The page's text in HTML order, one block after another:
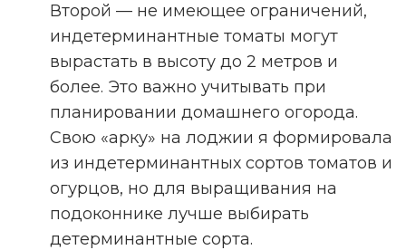
Второй — не имеющее ограничений,
индетерминантные томаты могут
вырастать в высоту до 2 метров и
более. Это важно учитывать при
планировании домашнего огорода.
Свою «арку» на лоджии я формировала
из индетерминантных сортов томатов и
огурцов, но для выращивания на
подоконнике лучше выбирать
детерминантные сорта.